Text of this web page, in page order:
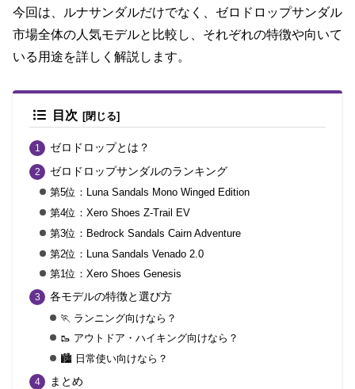
k
今回は、ルナサンダルだけでなく、ゼロドロップサンダル
市場全体の人気モデルと比較し、それぞれの特徴や向いて
いる用途を詳しく解説します。
目次
ゼロドロップとは？
ゼロドロップサンダルのランキング
第5位：Luna Sandals Mono Winged Edition
第4位：Xero Shoes Z-Trail EV
第3位：Bedrock Sandals Cairn Adventure
第2位：Luna Sandals Venado 2.0
第1位：Xero Shoes Genesis
各モデルの特徴と選び方
🏃 ランニング向けなら？
🥾 アウトドア・ハイキング向けなら？
🏙 日常使い向けなら？
まとめ